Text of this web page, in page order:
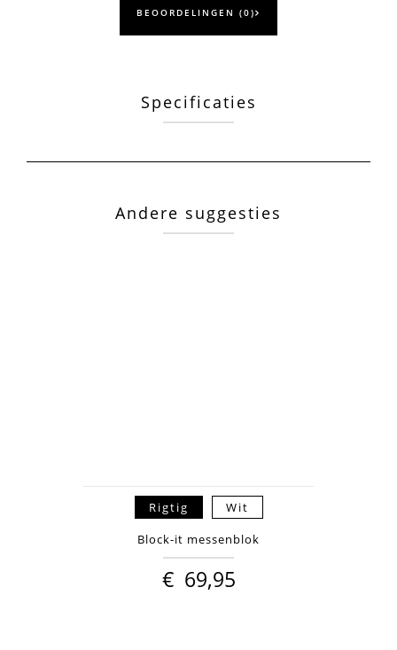
BEOORDELINGEN (0)
Specificaties
Andere suggesties
Rigtig Wit
Block-it messenblok
€ 69,95